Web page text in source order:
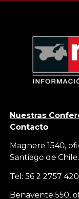
Nuestras
Contacto
Magnere 1540,
Santiago de Chile.
Tel: 56 2 2757
Benavente 550,